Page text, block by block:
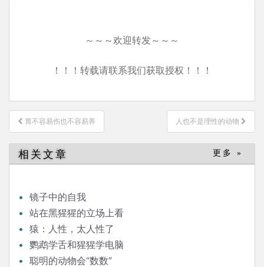
～～～欢迎转发～～～
！！！转载请联系我们获取授权！！！
文
章
导
航
胃不容易伤也不容易养 人也不是理性的动物
相关文章 更多 »
镜子中的自我
站在黑猩猩的立场上看
猿：人性，太人性了
鹦鹉学舌和猩猩学电脑
聪明的动物会“数数”